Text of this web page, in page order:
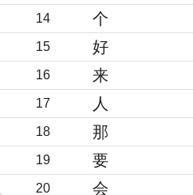
14 个
15 好
16 来
17 人
18 那
19 要
20 会